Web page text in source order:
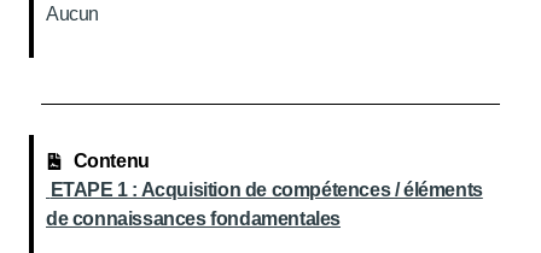
Aucun
Contenu
ETAPE 1 : Acquisition de compétences / éléments
de connaissances fondamentales